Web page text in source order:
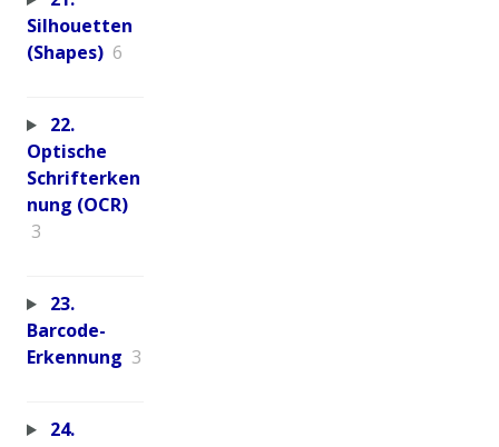
Silhouetten
(Shapes) 6
22.
Optische
Schrifterken
nung (OCR)
3
23.
Barcode-
Erkennung 3
24.